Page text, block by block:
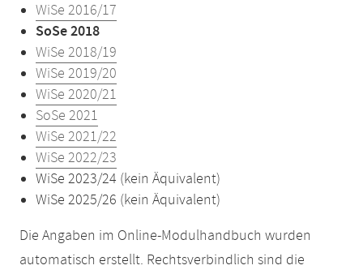
WiSe 2016/17
SoSe 2018
WiSe 2018/19
WiSe 2019/20
WiSe 2020/21
SoSe 2021
WiSe 2021/22
WiSe 2022/23
WiSe 2023/24 (kein Äquivalent)
WiSe 2025/26 (kein Äquivalent)
Die Angaben im Online-Modulhandbuch wurden
automatisch erstellt. Rechtsverbindlich sind die